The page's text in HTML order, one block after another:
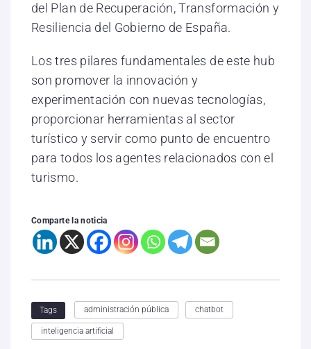
del Plan de Recuperación, Transformación y
Resiliencia del Gobierno de España.
Los tres pilares fundamentales de este hub
son promover la innovación y
experimentación con nuevas tecnologías,
proporcionar herramientas al sector
turístico y servir como punto de encuentro
para todos los agentes relacionados con el
turismo.
Comparte la noticia
Tags administración pública chatbot
inteligencia artificial